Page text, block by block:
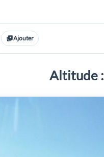
Ajouter
Altitude :